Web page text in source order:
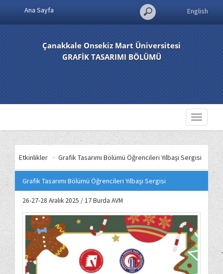
English
Ana Sayfa
Çanakkale Onsekiz Mart Üniversitesi
GRAFİK TASARIMI BÖLÜMÜ
Toggle
Etkinlikler > Grafik Tasarımı Bölümü Öğrencileri Yılbaşı Sergisi
Grafik Tasarımı Bölümü Öğrencileri Yılbaşı Sergisi
26-27-28 Aralık 2025 / 17 Burda AVM